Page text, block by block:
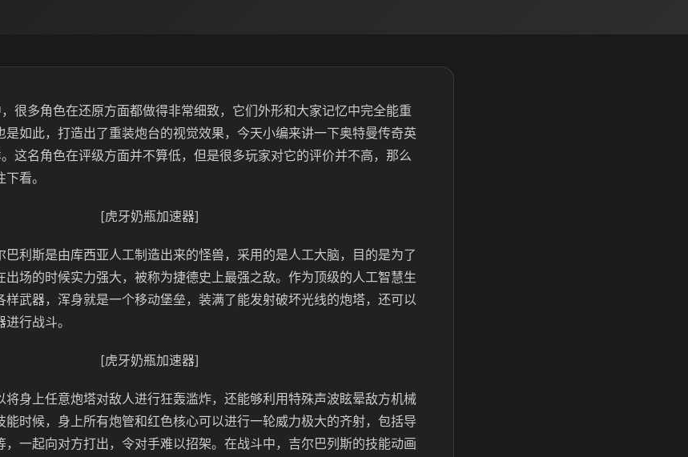
很多角色在还原方面都做得非常细致，它们外形和大家记忆中完全能重
是如此，打造出了重装炮台的视觉效果，今天小编来讲一下奥特曼传奇英
这名角色在评级方面并不算低，但是很多玩家对它的评价并不高，那么
看。
[虎牙奶瓶加速器]
巴利斯是由库西亚人工制造出来的怪兽，采用的是人工大脑，目的是为了
出场的时候实力强大，被称为捷德史上最强之敌。作为顶级的人工智慧生
样武器，浑身就是一个移动堡垒，装满了能发射破坏光线的炮塔，还可以
行战斗。
[虎牙奶瓶加速器]
将身上任意炮塔对敌人进行狂轰滥炸，还能够利用特殊声波眩晕敌方机械
能时候，身上所有炮管和红色核心可以进行一轮威力极大的齐射，包括导
，一起向对方打出，令对手难以招架。在战斗中，吉尔巴列斯的技能动画